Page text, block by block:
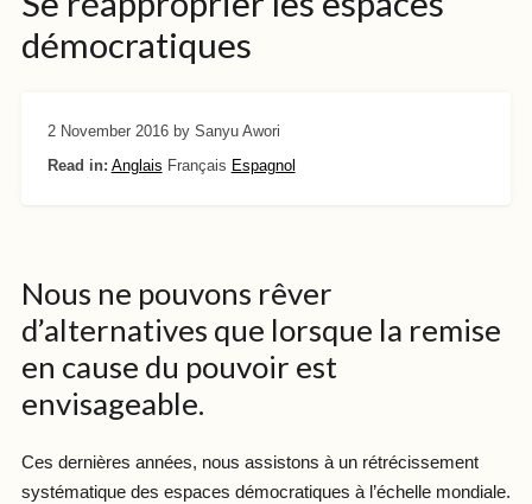
démocratiques
2 November 2016 by Sanyu Awori
Read in: Anglais Français Espagnol
Nous ne pouvons rêver
d’alternatives que lorsque la remise
en cause du pouvoir est
envisageable.
Ces dernières années, nous assistons à un rétrécissement
systématique des espaces démocratiques à l’échelle mondiale.